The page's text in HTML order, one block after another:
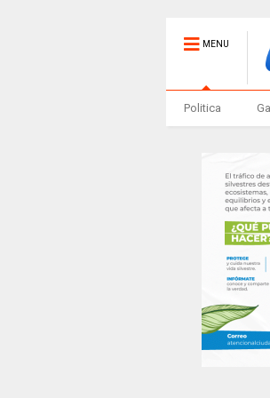
MENU
Politica